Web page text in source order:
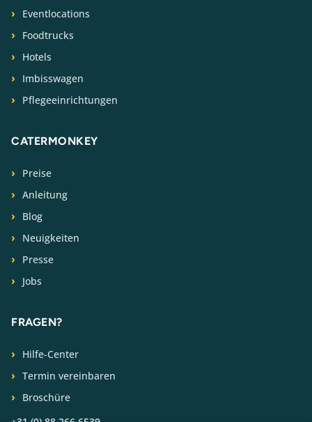
Eventlocations
Foodtrucks
Hotels
Imbisswagen
Pflegeeinrichtungen
CATERMONKEY
Preise
Anleitung
Blog
Neuigkeiten
Presse
Jobs
FRAGEN?
Hilfe-Center
Termin vereinbaren
Broschüre